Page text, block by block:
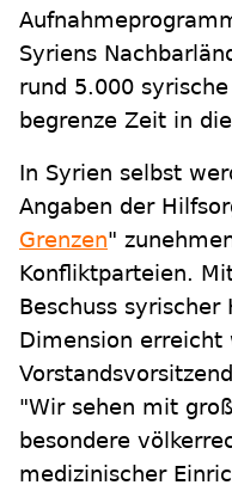
Syriens
rund 5.000
begrenze Zeit in
In Syrien selbst
Angaben der
Grenzen"
Konfliktparteien.
Beschuss
Dimension erreicht
"Wir sehen mit
besondere
medizinischer